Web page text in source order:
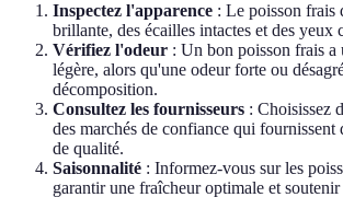
Inspectez l'apparence : Le poisson frais
brillante, des écailles intactes et des yeux
Vérifiez l'odeur : Un bon poisson frais a
légère, alors qu'une odeur forte ou
décomposition.
Consultez les fournisseurs : Choisissez
des marchés de confiance qui fournissent
de qualité.
Saisonnalité : Informez-vous sur les
garantir une fraîcheur optimale et